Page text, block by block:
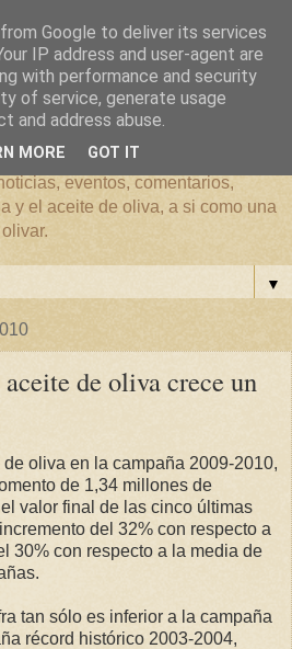
Olivar
eventos, comentarios,
y el aceite de oliva, a si como una
▼
de oliva crece un
oliva en la campaña 2009-2010,
de 1,34 millones de
valor final de las cinco últimas
del 32% con respecto a
30% con respecto a la media de
tan sólo es inferior a la campaña
récord histórico 2003-2004,
Google to deliver its services
IP address and user-agent are
with performance and security
of service, generate usage
and address abuse.
MORE GOT IT